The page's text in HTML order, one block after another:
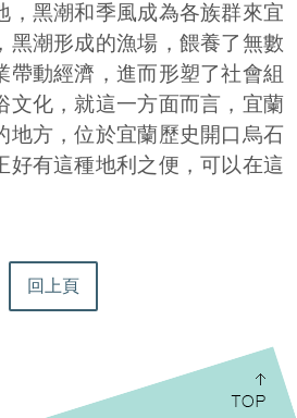
，黑潮和季風成為各族群來宜
黑潮形成的漁場，餵養了無數
帶動經濟，進而形塑了社會組
文化，就這一方面而言，宜蘭
地方，位於宜蘭歷史開口烏石
好有這種地利之便，可以在這
回上頁